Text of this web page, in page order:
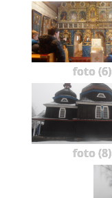
foto (6)
foto (8)